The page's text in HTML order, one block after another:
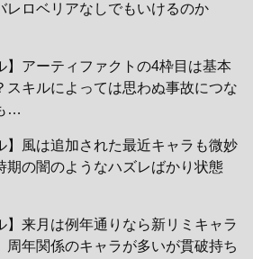
レロベリアなしでもいけるのか
】アーティファクトの4枠目は基本
スキルによっては思わぬ事故につな
…
】風は追加された最近キャラも微妙
期の闇のようなハズレばかり状態
】来月は例年通りなら新リミキャラ
年関係のキャラが多いが貫破持ち